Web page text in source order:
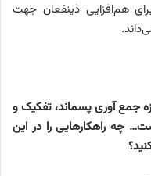
هم‌افزایی ذینفعان جهت
جمع آوری پسماند، تفکیک و
چه راهکارهایی را در این